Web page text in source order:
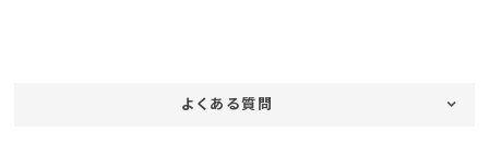
よくある質問